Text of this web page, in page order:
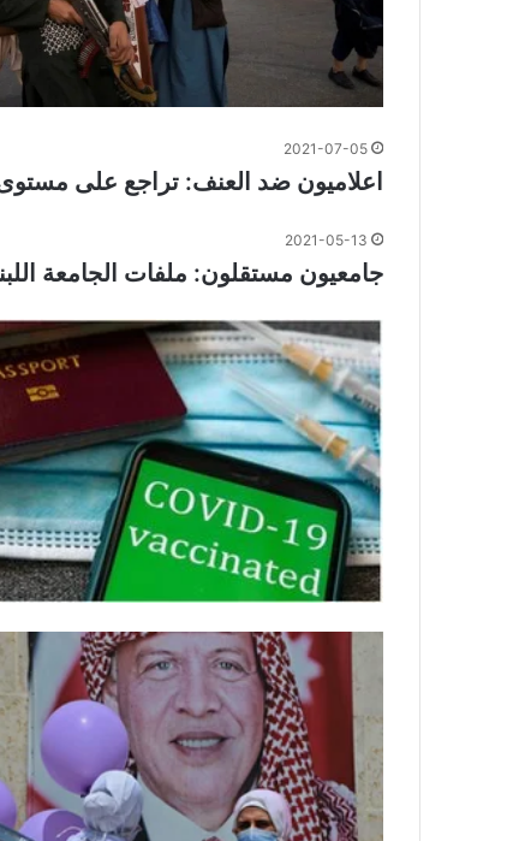
2021-07-05
اعلاميون ضد العنف: تراجع على
2021-05-13
جامعيون مستقلون: ملفات الجامعة